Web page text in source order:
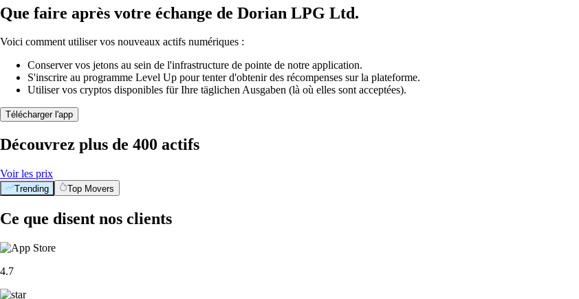
Que faire après votre échange de Dorian LPG Ltd.
Voici comment utiliser vos nouveaux actifs numériques :
Conserver vos jetons au sein de l'infrastructure de pointe de notre application.
S'inscrire au programme Level Up pour tenter d'obtenir des récompenses sur la plateforme.
Utiliser vos cryptos disponibles für Ihre täglichen Ausgaben (là où elles sont acceptées).
Télécharger l'app
Découvrez plus de 400 actifs
Voir les prix
Trending Top Movers
Ce que disent nos clients
4.7